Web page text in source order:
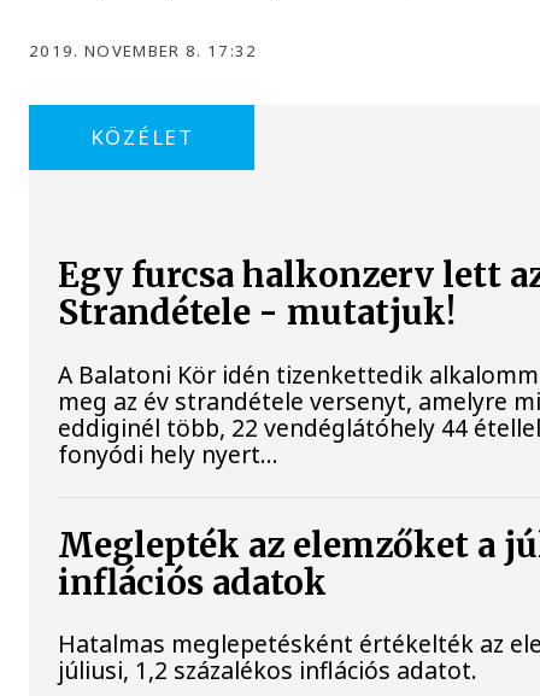
2019. NOVEMBER 8. 17:32
KÖZÉLET
Egy furcsa halkonzerv lett
Strandétele - mutatjuk!
A Balatoni Kör idén tizenkettedik
meg az év strandétele versenyt, amelyre
eddiginél több, 22 vendéglátóhely 44
fonyódi hely nyert...
Meglepték az elemzőket a
inflációs adatok
Hatalmas meglepetésként értékelték az
júliusi, 1,2 százalékos inflációs adatot.